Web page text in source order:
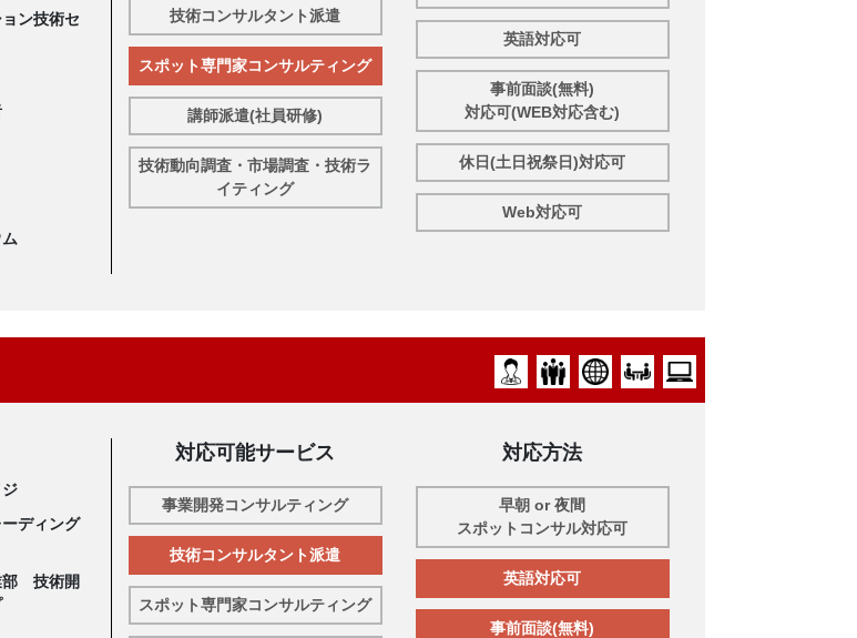
ン技術セ
技術コンサルタント派遣
スポット専門家コンサルティング
講師派遣(社員研修)
技術動向調査・市場調査・技術ラ
イティング
英語対応可
事前面談(無料)
対応可(WEB対応含む)
休日(土日祝祭日)対応可
Web対応可
ディング
部 技術開
対応可能サービス
事業開発コンサルティング
技術コンサルタント派遣
スポット専門家コンサルティング
対応方法
早朝 or 夜間
スポットコンサル対応可
英語対応可
事前面談(無料)